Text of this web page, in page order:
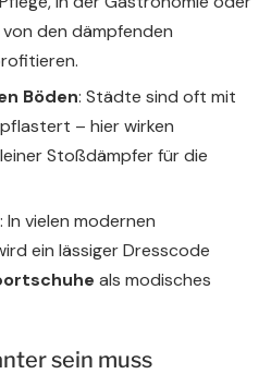
von den dämpfenden
Böden: Städte sind oft mit
– hier wirken
Stoßdämpfer für die
: In vielen modernen
ein lässiger Dresscode
als modisches
sein muss